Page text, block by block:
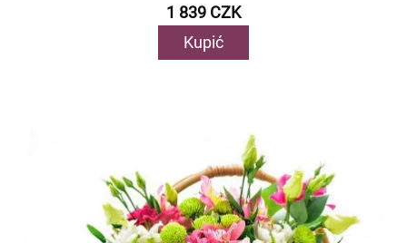
1 839 CZK
Kupić